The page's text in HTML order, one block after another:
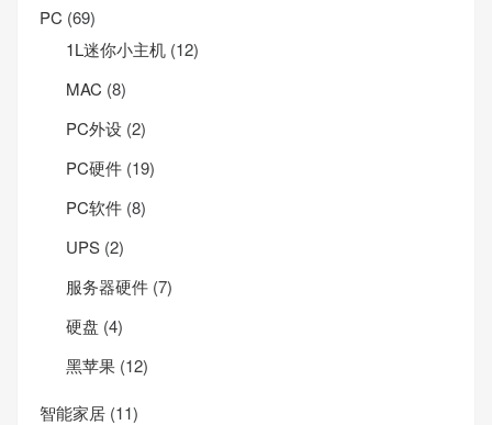
PC (69)
1L迷你小主机 (12)
MAC (8)
PC外设 (2)
PC硬件 (19)
PC软件 (8)
UPS (2)
服务器硬件 (7)
硬盘 (4)
黑苹果 (12)
智能家居 (11)